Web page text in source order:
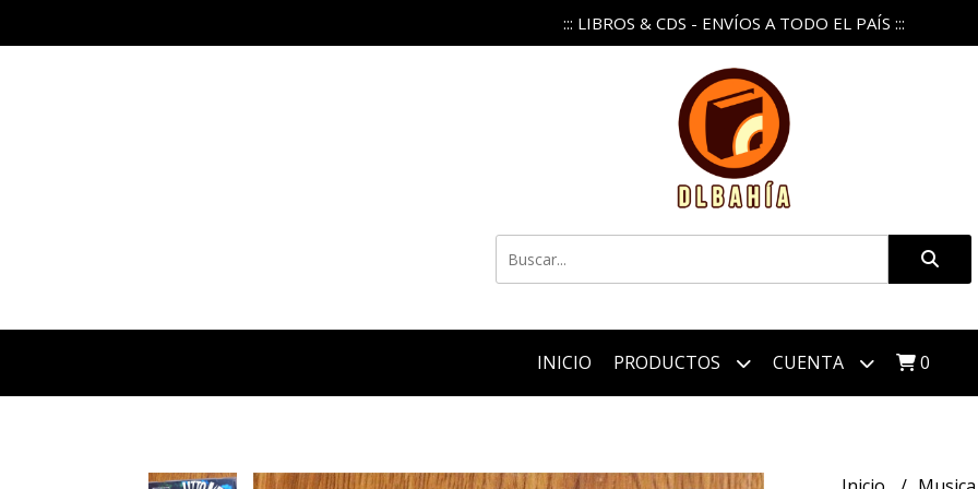
::: LIBROS & CDS - ENVÍOS A TODO EL PAÍS :::
INICIO PRODUCTOS CUENTA 0